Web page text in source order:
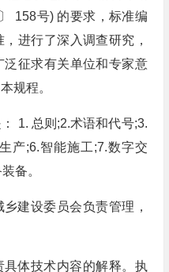
158号) 的要求，标准编
进行了深入调查研究，
征求有关单位和专家意
规程。
1. 总则;2.术语和代号;3.
产;6.智能施工;7.数字交
备。
建设委员会负责管理，
体技术内容的解释。执